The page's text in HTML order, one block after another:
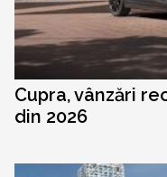
Cupra, vânzări
din 2026